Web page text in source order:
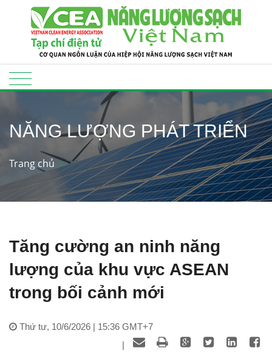
NĂNG LƯỢNG PHÁT TRIỂN
Trang chủ
Tăng cường an ninh năng
lượng của khu vực ASEAN
trong bối cảnh mới
Thứ tư, 10/6/2026 | 15:36 GMT+7
|